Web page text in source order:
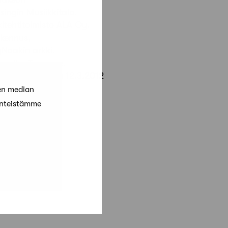
median
Musiikkitalo,
ALA Oy,
arkki,
Tampere.
OyJulkaistu 12.3.2012